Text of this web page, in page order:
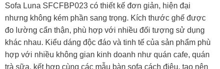
Sofa Luna SFCFBP023 có thiết kế đơn giản, hiện đại
nhưng không kém phần sang trọng. Kích thước ghế được
đo lường cẩn thận, phù hợp với nhiều đối tượng sử dụng
khác nhau. Kiểu dáng độc đáo và tinh tế của sản phẩm phù
hợp với nhiều không gian kinh doanh như quán cafe, quán
trà sữa, kết hợp cùng các mẫu bàn sofa cách điệu, tạo nên